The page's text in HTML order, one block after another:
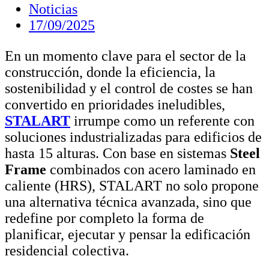
Noticias
17/09/2025
En un momento clave para el sector de la
construcción, donde la eficiencia, la
sostenibilidad y el control de costes se han
convertido en prioridades ineludibles,
STALART irrumpe como un referente con
soluciones industrializadas para edificios de
hasta 15 alturas. Con base en sistemas Steel
Frame combinados con acero laminado en
caliente (HRS), STALART no solo propone
una alternativa técnica avanzada, sino que
redefine por completo la forma de
planificar, ejecutar y pensar la edificación
residencial colectiva.